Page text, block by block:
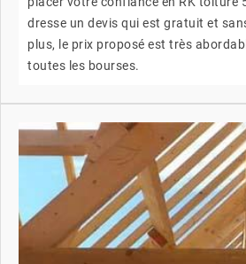
dresse un devis qui est gratuit et
plus, le prix proposé est très
toutes les bourses.